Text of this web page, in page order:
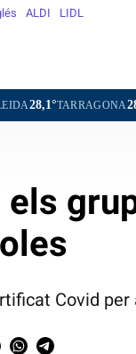
ALDI LIDL
28,7°TORTOSA
Covid